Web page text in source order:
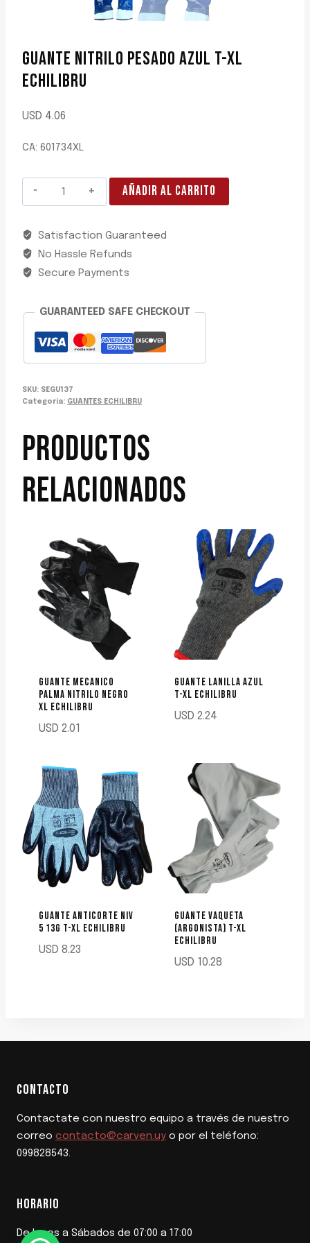
GUANTE NITRILO PESADO AZUL T-XL
ECHILIBRU
USD 4.06
CA: 601734XL
GUANTE
NITRILO
AZUL
T-
XL
cantidad
AÑADIR AL CARRITO
Satisfaction Guaranteed
No Hassle Refunds
Secure Payments
GUARANTEED SAFE CHECKOUT
SKU: SEGU137
Categoría: GUANTES ECHILIBRU
PRODUCTOS
RELACIONADOS
GUANTE MECANICO
PALMA NITRILO NEGRO
XL ECHILIBRU
USD 2.01
GUANTE LANILLA AZUL
T-XL ECHILIBRU
USD 2.24
GUANTE ANTICORTE NIV
5 13G T-XL ECHILIBRU
USD 8.23
GUANTE VAQUETA
(ARGONISTA) T-XL
ECHILIBRU
USD 10.28
CONTACTO
Contactate con nuestro equipo a través de nuestro
correo contacto@carven.uy o por el teléfono:
099828543.
HORARIO
De lunes a Sábados de 07:00 a 17:00